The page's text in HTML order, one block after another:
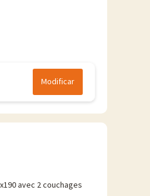
Modificar
avec 2 couchages